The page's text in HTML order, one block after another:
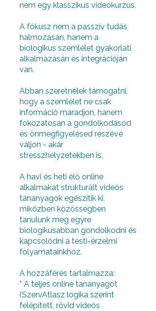
nem egy klasszikus videókurzus.
A fókusz nem a passzív tudás
halmozásán, hanem a
biologikus szemlélet gyakorlati
alkalmazásán és integrációján
van.
Abban szeretnélek támogatni,
hogy a szemlélet ne csak
információ maradjon, hanem
fokozatosan a gondolkodásod
és önmegfigyelésed részévé
váljon - akár
stresszhelyzetekben is.
A havi és heti élő online
alkalmakat strukturált videós
tananyagok egészítik ki,
miközben közösségben
tanulunk meg egyre
biologikusabban gondolkodni és
kapcsolódni a testi-érzelmi
folyamatainkhoz.
A hozzáférés tartalmazza:
* A teljes online tananyagot
(SzervAtlasz logika szerint
felépített, rövid videós